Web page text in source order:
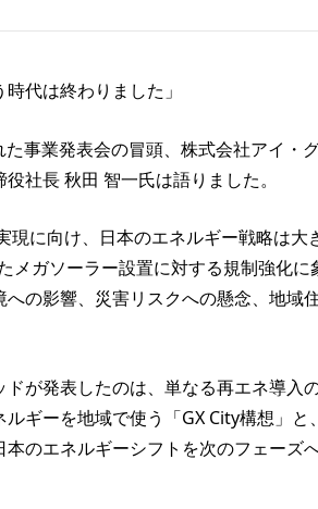
代は終わりました」
事業発表会の冒頭、株式会社アイ・
社長 秋田 智一氏は語りました。
現に向け、日本のエネルギー戦略は
メガソーラー設置に対する規制強化
の影響、災害リスクへの懸念、地域
が発表したのは、単なる再エネ導入
ギーを地域で使う「GX City構想」と
のエネルギーシフトを次のフェーズ